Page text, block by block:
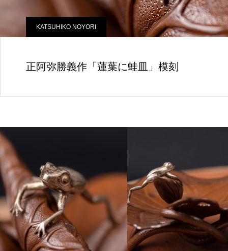
KATSUHIKO NOYORI
正阿弥勝義作「蓮葉に蛙皿」模刻